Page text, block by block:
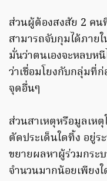
ส่วนผู้ต้องสงสัย 2 ค
สามารถจับกุมได้ภาย
มั่นว่าตนเองจะหลบห
ว่าเชื่อมโยงกับกลุ่มที่
จุดอื่นๆ
ส่วนสาเหตุหรือมูลเห
ตัดประเด็นใดทิ้ง อยู่ร
ขยายผลหาผู้ร่วมกระ
จำนวนมากน้อยเพียงใ